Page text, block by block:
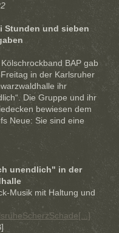
Stunden und sieben
BAP gab
in der Karlsruher
ihr
Die Gruppe und ihr
bewiesen dem
Neue: Sie sind eine
unendlich" in der
Musik mit Haltung und